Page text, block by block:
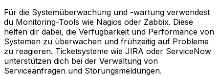
Für die Systemüberwachung und -wartung verwendest
du Monitoring-Tools wie Nagios oder Zabbix. Diese
helfen dir dabei, die Verfügbarkeit und Performance von
Systemen zu überwachen und frühzeitig auf Probleme
zu reagieren. Ticketsysteme wie JIRA oder ServiceNow
unterstützen dich bei der Verwaltung von
Serviceanfragen und Störungsmeldungen.